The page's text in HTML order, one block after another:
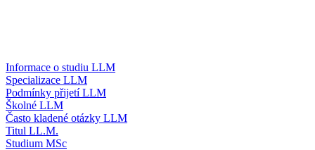
Informace o studiu LLM
Specializace LLM
Podmínky přijetí LLM
Školné LLM
Často kladené otázky LLM
Titul LL.M.
Studium MSc